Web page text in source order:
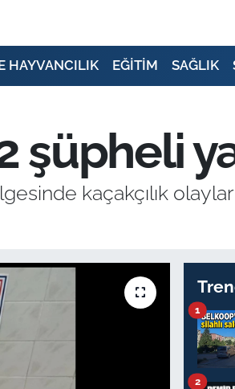
HAYVANCILIK EĞİTİM SAĞLIK
şüpheli
kaçakçılık
1
2